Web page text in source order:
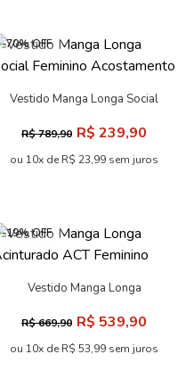
-70% OFF
Vestido Manga Longa Social
R$ 789,90 R$ 239,90
ou 10x de R$ 23,99 sem juros
-19% OFF
Vestido Manga Longa
R$ 669,90 R$ 539,90
ou 10x de R$ 53,99 sem juros